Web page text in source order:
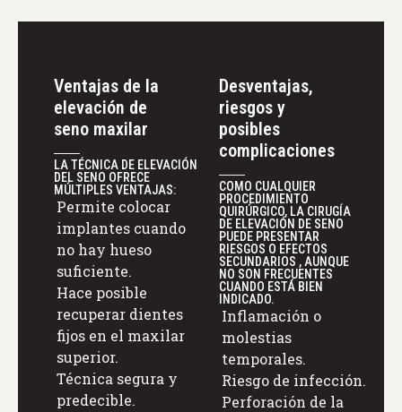
Ventajas de la
elevación de
seno maxilar
LA TÉCNICA DE ELEVACIÓN
DEL SENO OFRECE
MÚLTIPLES VENTAJAS:
Permite colocar
implantes cuando
no hay hueso
suficiente.
Hace posible
recuperar dientes
fijos en el maxilar
superior.
Técnica segura y
predecible.
Desventajas,
riesgos y
posibles
complicaciones
COMO CUALQUIER
PROCEDIMIENTO
QUIRÚRGICO, LA CIRUGÍA
DE ELEVACIÓN DE SENO
PUEDE PRESENTAR
RIESGOS O EFECTOS
SECUNDARIOS , AUNQUE
NO SON FRECUENTES
CUANDO ESTÁ BIEN
INDICADO.
Inflamación o
molestias
temporales.
Riesgo de infección.
Perforación de la